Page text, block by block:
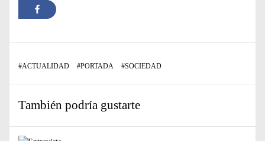
#ACTUALIDAD #PORTADA #SOCIEDAD
También podría gustarte